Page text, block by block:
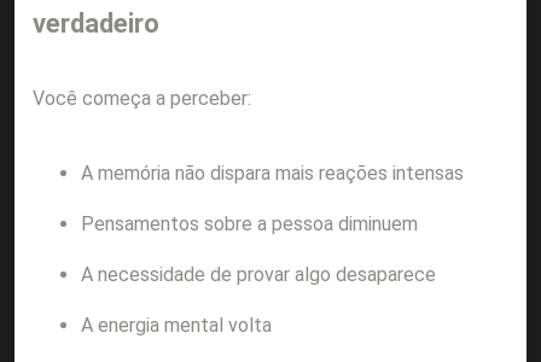
verdadeiro
Você começa a perceber:
A memória não dispara mais reações intensas
Pensamentos sobre a pessoa diminuem
A necessidade de provar algo desaparece
A energia mental volta